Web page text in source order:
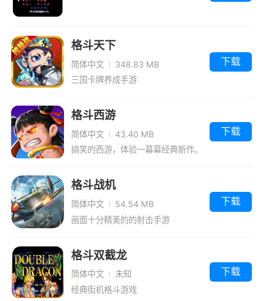
格斗天下
简体中文
348.83 MB
三国卡牌养成手游
下载
格斗西游
简体中文
43.40 MB
搞笑的西游，体验一幕幕经典新作。
下载
格斗战机
简体中文
54.54 MB
画面十分精美的的射击手游
下载
格斗双截龙
简体中文
未知
经典街机格斗游戏
下载